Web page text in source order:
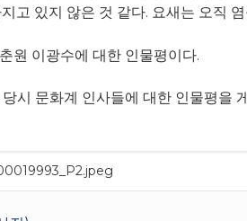
고 있지 않은 것 같다. 요새는 오직
원 이광수에 대한 인물평이다.
시 문화계 인사들에 대한 인물평을